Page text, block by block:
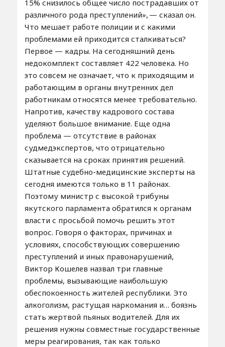
15% снизилось общее число пострадавших от
различного рода преступлений», — сказал он.
Что мешает работе полиции и с какими
проблемами ей приходится сталкиваться?
Первое — кадры. На сегодняшний день
недокомплект составляет 422 человека. Но
это совсем не означает, что к приходящим и
работающим в органы внутренних дел
работникам относятся менее требовательно.
Напротив, качеству кадрового состава
уделяют большое внимание. Еще одна
проблема — отсутствие в районах
судмедэкспертов, что отрицательно
сказывается на сроках принятия решений.
Штатные судебно-медицинские эксперты на
сегодня имеются только в 11 районах.
Поэтому министр с высокой трибуны
якутского парламента обратился к органам
власти с просьбой помочь решить этот
вопрос. Говоря о факторах, причинах и
условиях, способствующих совершению
преступлений и иных правонарушений,
Виктор Кошелев назвал три главные
проблемы, вызывающие наибольшую
обеспокоенность жителей республики. Это
алкоголизм, растущая наркомания и… боязнь
стать жертвой пьяных водителей. Для их
решения нужны совместные государственные
меры реагирования, так как только